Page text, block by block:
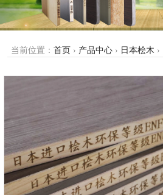
当前位置： 首页 › 产品中心 › 日本桧木 ›
日本桧木
欧松板OSB